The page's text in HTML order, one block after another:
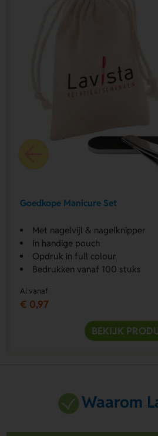
Goedkope Manicure Set
Met nagelvijl & nagelknipper
In handige pouch
Opdruk in full colour
Bedrukken vanaf 100 stuks
Al vanaf
€ 0,97
BEKIJK
Waarom